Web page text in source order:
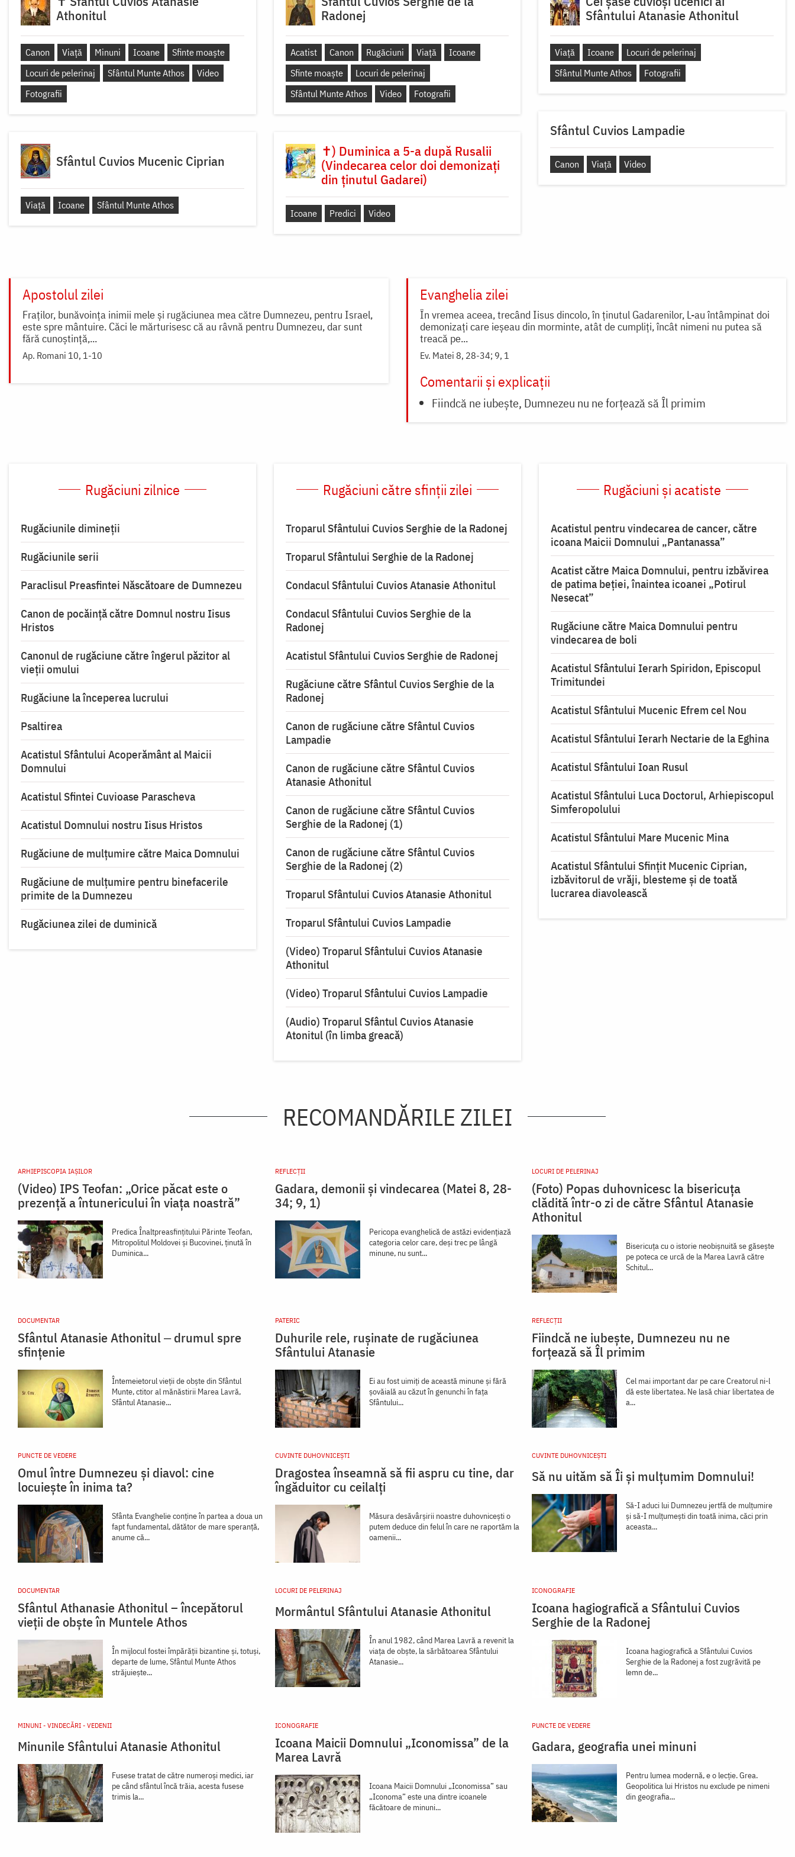
Athonitul
Canon Viață Minuni Icoane
Sfinte moaște
Locuri de pelerinaj
Sfântul Munte Athos
Video
Fotografii
Radonej
Acatist Canon Rugăciuni Viață
Icoane
Sfinte moaște
Locuri de pelerinaj
Sfântul Munte Athos
Video Fotografii
Sfântului Atanasie Athonitul
Viață Icoane
Locuri de pelerinaj
Sfântul Munte Athos
Fotografii
Sfântul Cuvios Lampadie
Canon Viață Video
Sfântul Cuvios Mucenic Ciprian
Viață Icoane Sfântul Munte Athos
✝) Duminica a 5-a după Rusalii
(Vindecarea celor doi demonizați
din ținutul Gadarei)
Icoane Predici Video
Apostolul zilei
Fraților, bunăvoința inimii mele și rugăciunea mea către Dumnezeu, pentru Israel,
este spre mântuire. Căci le mărturisesc că au râvnă pentru Dumnezeu, dar sunt
fără cunoștință,...
Ap. Romani 10, 1-10
Evanghelia zilei
În vremea aceea, trecând Iisus dincolo, în ținutul Gadarenilor, L-au întâmpinat doi
demonizați care ieșeau din morminte, atât de cumpliți, încât nimeni nu putea să
treacă pe...
Ev. Matei 8, 28-34; 9, 1
Comentarii și explicații
Fiindcă ne iubește, Dumnezeu nu ne forțează să Îl primim
Rugăciuni zilnice
Rugăciunile dimineții
Rugăciunile serii
Paraclisul Preasfintei Născătoare de Dumnezeu
Canon de pocăință către Domnul nostru Iisus
Hristos
Canonul de rugăciune către îngerul păzitor al
vieții omului
Rugăciune la începerea lucrului
Psaltirea
Acatistul Sfântului Acoperământ al Maicii
Domnului
Acatistul Sfintei Cuvioase Parascheva
Acatistul Domnului nostru Iisus Hristos
Rugăciune de mulţumire către Maica Domnului
Rugăciune de mulțumire pentru binefacerile
primite de la Dumnezeu
Rugăciunea zilei de duminică
Rugăciuni către sfinții zilei
Troparul Sfântului Cuvios Serghie de la Radonej
Troparul Sfântului Serghie de la Radonej
Condacul Sfântului Cuvios Atanasie Athonitul
Condacul Sfântului Cuvios Serghie de la
Radonej
Acatistul Sfântului Cuvios Serghie de Radonej
Rugăciune către Sfântul Cuvios Serghie de la
Radonej
Canon de rugăciune către Sfântul Cuvios
Lampadie
Canon de rugăciune către Sfântul Cuvios
Atanasie Athonitul
Canon de rugăciune către Sfântul Cuvios
Serghie de la Radonej (1)
Canon de rugăciune către Sfântul Cuvios
Serghie de la Radonej (2)
Troparul Sfântului Cuvios Atanasie Athonitul
Troparul Sfântului Cuvios Lampadie
(Video) Troparul Sfântului Cuvios Atanasie
Athonitul
(Video) Troparul Sfântului Cuvios Lampadie
(Audio) Troparul Sfântul Cuvios Atanasie
Atonitul (în limba greacă)
Rugăciuni și acatiste
Acatistul pentru vindecarea de cancer, către
icoana Maicii Domnului „Pantanassa”
Acatist către Maica Domnului, pentru izbăvirea
de patima beției, înaintea icoanei „Potirul
Nesecat”
Rugăciune către Maica Domnului pentru
vindecarea de boli
Acatistul Sfântului Ierarh Spiridon, Episcopul
Trimitundei
Acatistul Sfântului Mucenic Efrem cel Nou
Acatistul Sfântului Ierarh Nectarie de la Eghina
Acatistul Sfântului Ioan Rusul
Acatistul Sfântului Luca Doctorul, Arhiepiscopul
Simferopolului
Acatistul Sfântului Mare Mucenic Mina
Acatistul Sfântului Sfințit Mucenic Ciprian,
izbăvitorul de vrăji, blesteme și de toată
lucrarea diavolească
RECOMANDĂRILE ZILEI
ARHIEPISCOPIA IAŞILOR
(Video) IPS Teofan: „Orice păcat este o
prezență a întunericului în viața noastră”
Predica Înaltpreasfințitului Părinte Teofan,
Mitropolitul Moldovei și Bucovinei, ținută în
Duminica...
REFLECȚII
Gadara, demonii și vindecarea (Matei 8, 28-
34; 9, 1)
Pericopa evanghelică de astăzi evidențiază
categoria celor care, deși trec pe lângă
minune, nu sunt...
LOCURI DE PELERINAJ
(Foto) Popas duhovnicesc la bisericuța
clădită într-o zi de către Sfântul Atanasie
Athonitul
Bisericuța cu o istorie neobișnuită se găsește
pe poteca ce urcă de la Marea Lavră către
Schitul...
DOCUMENTAR
Sfântul Atanasie Athonitul ‒ drumul spre
sfințenie
Întemeietorul vieții de obște din Sfântul
Munte, ctitor al mănăstirii Marea Lavră,
Sfântul Atanasie...
PATERIC
Duhurile rele, rușinate de rugăciunea
Sfântului Atanasie
Ei au fost uimiţi de această minune şi fără
şovăială au căzut în genunchi în faţa
Sfântului...
REFLECȚII
Fiindcă ne iubește, Dumnezeu nu ne
forțează să Îl primim
Cel mai important dar pe care Creatorul ni-l
dă este libertatea. Ne lasă chiar libertatea de
a...
PUNCTE DE VEDERE
Omul între Dumnezeu și diavol: cine
locuiește în inima ta?
Sfânta Evanghelie conține în partea a doua un
fapt fundamental, dătător de mare speranță,
anume că...
CUVINTE DUHOVNICEȘTI
Dragostea înseamnă să fii aspru cu tine, dar
îngăduitor cu ceilalți
Măsura desăvârșirii noastre duhovnicești o
putem deduce din felul în care ne raportăm la
oamenii...
CUVINTE DUHOVNICEȘTI
Să nu uităm să Îi și mulțumim Domnului!
Să-I aduci lui Dumnezeu jertfă de mulțumire
și să-I mulțumești din toată inima, căci prin
aceasta...
DOCUMENTAR
Sfântul Athanasie Athonitul – începătorul
vieții de obște în Muntele Athos
În mijlocul fostei împărății bizantine și, totuși,
departe de lume, Sfântul Munte Athos
străjuiește...
LOCURI DE PELERINAJ
Mormântul Sfântului Atanasie Athonitul
În anul 1982, când Marea Lavră a revenit la
viaţa de obşte, la sărbătoarea Sfântului
Atanasie...
ICONOGRAFIE
Icoana hagiografică a Sfântului Cuvios
Serghie de la Radonej
Icoana hagiografică a Sfântului Cuvios
Serghie de la Radonej a fost zugrăvită pe
lemn de...
MINUNI - VINDECĂRI - VEDENII
Minunile Sfântului Atanasie Athonitul
Fusese tratat de către numeroşi medici, iar
pe când sfântul încă trăia, acesta fusese
trimis la...
ICONOGRAFIE
Icoana Maicii Domnului „Iconomissa” de la
Marea Lavră
Icoana Maicii Domnului „Iconomissa” sau
„Iconoma” este una dintre icoanele
făcătoare de minuni...
PUNCTE DE VEDERE
Gadara, geografia unei minuni
Pentru lumea modernă, e o lecție. Grea.
Geopolitica lui Hristos nu exclude pe nimeni
din geografia...